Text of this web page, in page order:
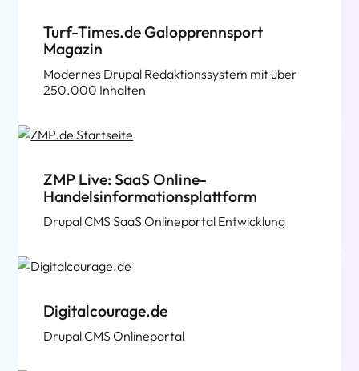
Turf-Times.de Galopprennsport
Magazin
Modernes Drupal Redaktionssystem mit über
250.000 Inhalten
ZMP Live: SaaS Online-
Handelsinformationsplattform
Drupal CMS SaaS Onlineportal Entwicklung
Digitalcourage.de
Drupal CMS Onlineportal